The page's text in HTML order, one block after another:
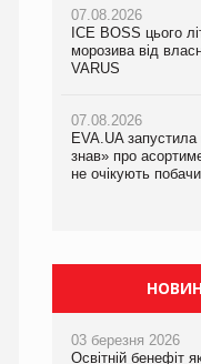
07.08.2026
ICE BOSS цього
морозива від
VARUS
07.08.2026
EVA.UA
знав» про
не очікують
06.08.2026
Смачна новинка
VARUS з’явилися
05.08.2026
Мережа
мережу магазинів
компанія
07.08.2026
Франція
03 березня 2026
Освітній бенефіт